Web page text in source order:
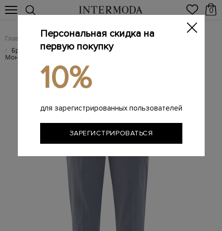
0
Главная Женщинам / Женская одежда / Женские брюки
/ Брюки Loose из льняной и хлопковой саржи с деталью
Мониль
Персональная скидка на
первую покупку
10%
для зарегистрированных пользователей
ЗАРЕГИСТРИРОВАТЬСЯ